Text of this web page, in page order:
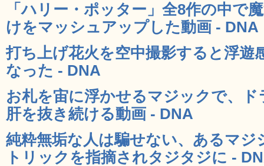
「ハリー・ポッター」全8作の中で
けをマッシュアップした動画 - DNA
打ち上げ花火を空中撮影すると浮遊
なった - DNA
お札を宙に浮かせるマジックで、
肝を抜き続ける動画 - DNA
純粋無垢な人は騙せない、あるマ
トリックを指摘されタジタジに -